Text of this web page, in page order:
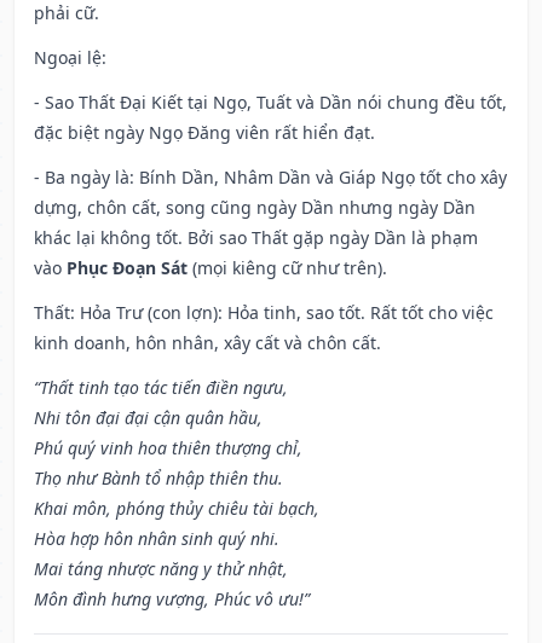
phải cữ.
Ngoại lệ:
- Sao Thất Đại Kiết tại Ngọ, Tuất và Dần nói chung đều tốt,
đặc biệt ngày Ngọ Đăng viên rất hiển đạt.
- Ba ngày là: Bính Dần, Nhâm Dần và Giáp Ngọ tốt cho xây
dựng, chôn cất, song cũng ngày Dần nhưng ngày Dần
khác lại không tốt. Bởi sao Thất gặp ngày Dần là phạm
vào Phục Đoạn Sát (mọi kiêng cữ như trên).
Thất: Hỏa Trư (con lợn): Hỏa tinh, sao tốt. Rất tốt cho việc
kinh doanh, hôn nhân, xây cất và chôn cất.
“Thất tinh tạo tác tiến điền ngưu,
Nhi tôn đại đại cận quân hầu,
Phú quý vinh hoa thiên thượng chỉ,
Thọ như Bành tổ nhập thiên thu.
Khai môn, phóng thủy chiêu tài bạch,
Hòa hợp hôn nhân sinh quý nhi.
Mai táng nhược năng y thử nhật,
Môn đình hưng vượng, Phúc vô ưu!”